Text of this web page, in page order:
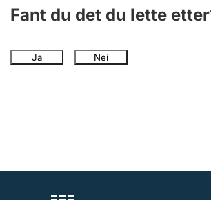
Fant du det du lette
Ja Nei